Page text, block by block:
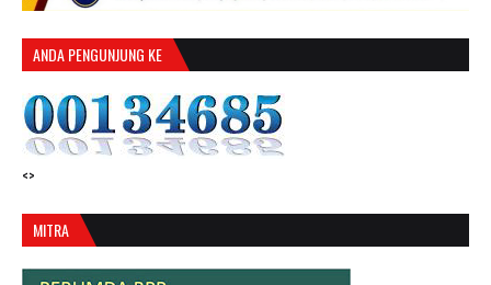
ANDA PENGUNJUNG KE
<>
MITRA